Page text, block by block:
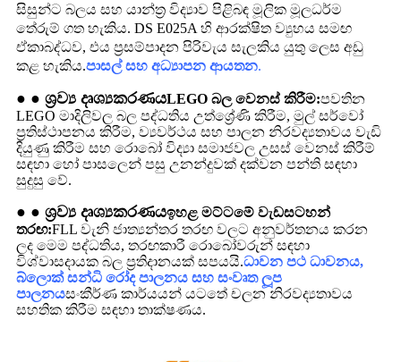
සිසුන්ට බලය සහ යාන්ත්‍ර විද්‍යාව පිළිබඳ මූලික මූලධර්ම
තේරුම් ගත හැකිය. DS E025A හි ආරක්ෂිත ව්‍යුහය සමඟ
ඒකාබද්ධව, එය ප්‍රසම්පාදන පිරිවැය සැලකිය යුතු ලෙස අඩු
කළ හැකිය.පාසල් සහ අධ්‍යාපන ආයතන.
● ● ශ්‍රව්‍ය දෘශ්‍යකරණයLEGO බල වෙනස් කිරීම:පවතින
LEGO මාදිලිවල බල පද්ධතිය උත්ශ්‍රේණි කිරීම, මුල් සර්වෝ
ප්‍රතිස්ථාපනය කිරීම, ව්‍යවර්ථය සහ පාලන නිරවද්‍යතාවය වැඩි
දියුණු කිරීම සහ රොබෝ විද්‍යා සමාජවල උසස් වෙනස් කිරීම්
සඳහා හෝ පාසලෙන් පසු උනන්දුවක් දක්වන පන්ති සඳහා
සුදුසු වේ.
● ● ශ්‍රව්‍ය දෘශ්‍යකරණයඉහළ මට්ටමේ වැඩසටහන්
තරඟ:FLL වැනි ජාත්‍යන්තර තරඟ වලට අනුවර්තනය කරන
ලද මෙම පද්ධතිය, තරඟකාරී රොබෝවරුන් සඳහා
විශ්වාසදායක බල ප්‍රතිදානයක් සපයයි.ධාවන පථ ධාවනය,
බ්ලොක් සන්ධි රෝද පාලනය සහ සංවෘත ලූප
පාලනයසංකීර්ණ කාර්යයන් යටතේ චලන නිරවද්‍යතාවය
සහතික කිරීම සඳහා තාක්ෂණය.